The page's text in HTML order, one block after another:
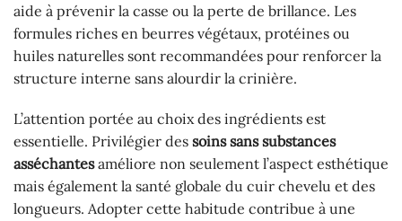
aide à prévenir la casse ou la perte de brillance. Les
formules riches en beurres végétaux, protéines ou
huiles naturelles sont recommandées pour renforcer la
structure interne sans alourdir la crinière.
L’attention portée au choix des ingrédients est
essentielle. Privilégier des soins sans substances
asséchantesaméliore non seulement l’aspect esthétique
mais également la santé globale du cuir chevelu et des
longueurs. Adopter cette habitude contribue à une